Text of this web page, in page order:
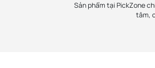
Sản phẩm tại PickZone
tâm,